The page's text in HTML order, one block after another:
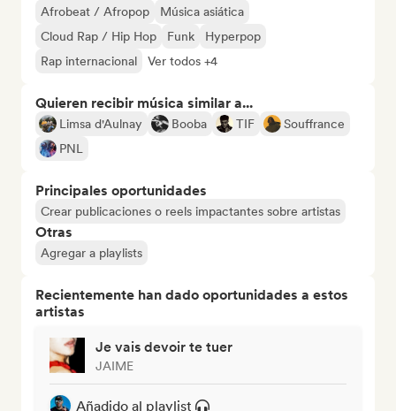
Afrobeat / Afropop
Música asiática
Cloud Rap / Hip Hop
Funk
Hyperpop
Rap internacional
Ver todos +4
Quieren recibir música similar a...
Limsa d'Aulnay Booba TIF
Souffrance
PNL
Principales oportunidades
Crear publicaciones o reels impactantes sobre artistas
Otras
Agregar a playlists
Recientemente han dado oportunidades a estos
artistas
Je vais devoir te tuer
JAIME
Añadido al playlist